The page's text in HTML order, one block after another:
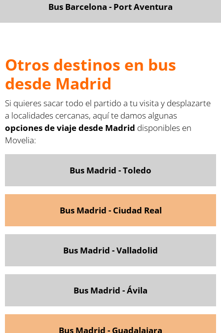
Bus Barcelona - Port Aventura
Otros destinos en bus
desde Madrid
Si quieres sacar todo el partido a tu visita y desplazarte
a localidades cercanas, aquí te damos algunas
opciones de viaje desde Madrid disponibles en
Movelia:
Bus Madrid - Toledo
Bus Madrid - Ciudad Real
Bus Madrid - Valladolid
Bus Madrid - Ávila
Bus Madrid - Guadalajara